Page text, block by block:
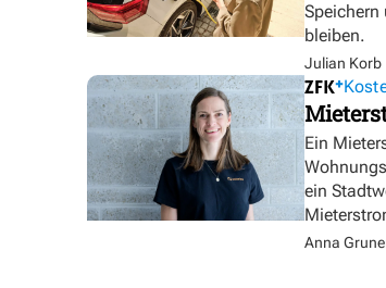
bleiben.
Julian Korb
Ein
ein
Anna